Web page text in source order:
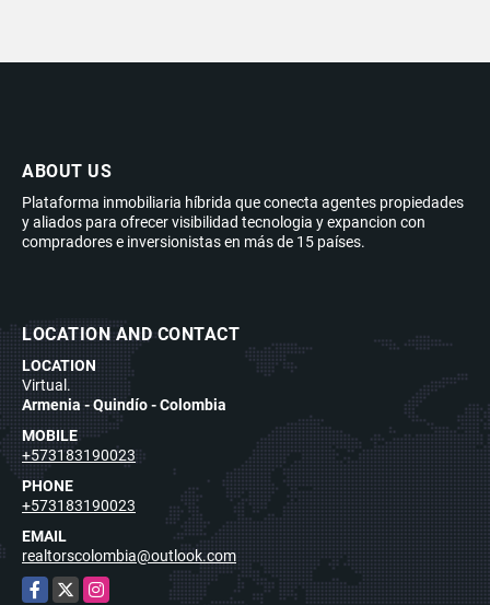
ABOUT US
Plataforma inmobiliaria híbrida que conecta agentes propiedades
y aliados para ofrecer visibilidad tecnologia y expancion con
compradores e inversionistas en más de 15 países.
LOCATION AND CONTACT
LOCATION
Virtual.
Armenia - Quindío - Colombia
MOBILE
+573183190023
PHONE
+573183190023
EMAIL
realtorscolombia@outlook.com
Facebook
X Instagram